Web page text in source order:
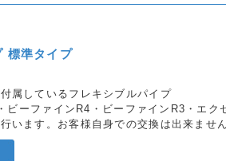
標準タイプ
属しているフレキシブルパイプ
ーファインR4・ビーファインR3・エク
います。お客様自身での交換は出来ません